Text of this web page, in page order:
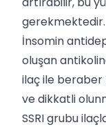
gerekmektedir.
İnsomin
oluşan
ilaç ile beraber
ve dikkatli
SSRI grubu